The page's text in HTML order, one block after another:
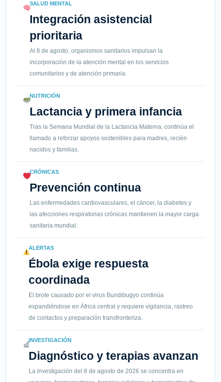
SALUD MENTAL
Integración asistencial
prioritaria
Al 8 de agosto, organismos sanitarios impulsan la
incorporación de la atención mental en los servicios
comunitarios y de atención primaria.
NUTRICIÓN
Lactancia y primera infancia
Tras la Semana Mundial de la Lactancia Materna, continúa el
llamado a reforzar apoyos sostenibles para madres, recién
nacidos y familias.
CRÓNICAS
Prevención continua
Las enfermedades cardiovasculares, el cáncer, la diabetes y
las afecciones respiratorias crónicas mantienen la mayor carga
sanitaria mundial.
ALERTAS
Ébola exige respuesta
coordinada
El brote causado por el virus Bundibugyo continúa
expandiéndose en África central y requiere vigilancia, rastreo
de contactos y preparación transfronteriza.
INVESTIGACIÓN
Diagnóstico y terapias avanzan
La investigación del 8 de agosto de 2026 se concentra en